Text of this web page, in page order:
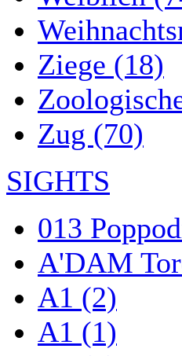
Ziege (18)
Zug (70)
SIGHTS
013
A'DAM
A1 (2)
A1 (1)